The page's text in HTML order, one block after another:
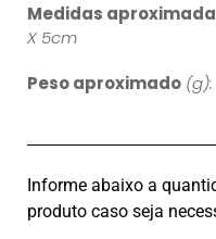
Medidas
X 5cm
Peso aproximado
Informe abaixo a
produto caso seja